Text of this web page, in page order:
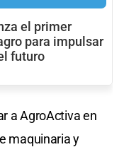
el primer
para impulsar
futuro
a AgroActiva en
maquinaria y